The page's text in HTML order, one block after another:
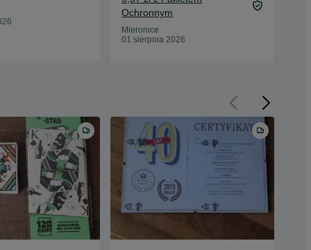
Ochronnym
Mieronice
01 sierpnia 2026